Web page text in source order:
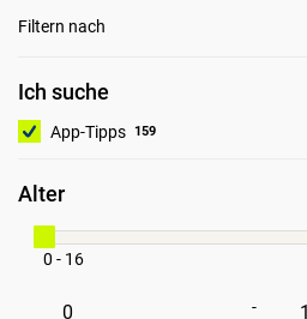
Filtern nach
Ich suche
App-Tipps 159
Alter
0 - 16
Mindestwert für Alter -
Maximalwert für Alter